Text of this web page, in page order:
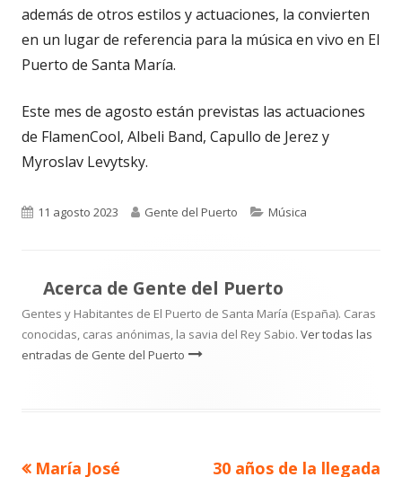
además de otros estilos y actuaciones, la convierten
en un lugar de referencia para la música en vivo en El
Puerto de Santa María.
Este mes de agosto están previstas las actuaciones
de FlamenCool, Albeli Band, Capullo de Jerez y
Myroslav Levytsky.
Publicado
11 agosto 2023 Autor
Gente del Puerto Categorías
Música
Acerca de Gente del Puerto
Gentes y Habitantes de El Puerto de Santa María (España). Caras
conocidas, caras anónimas, la savia del Rey Sabio. Ver todas las
entradas de Gente del Puerto
Artículo
María José Artículo
30 años de la llegada